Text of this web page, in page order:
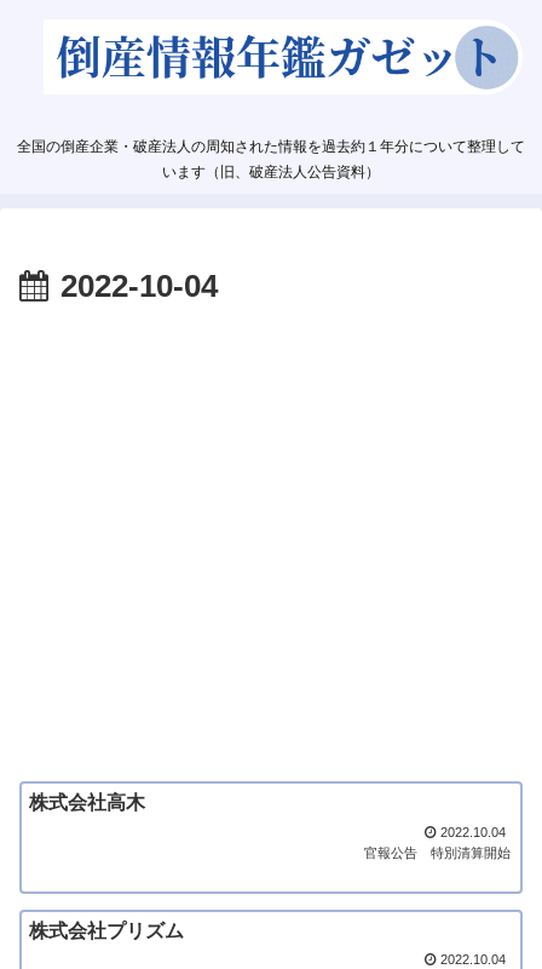
全国の倒産企業・破産法人の周知された情報を過去約１年分について整理して
います（旧、破産法人公告資料）
2022-10-04
株式会社高木
2022.10.04
官報公告
特別清算開始
株式会社プリズム
2022.10.04